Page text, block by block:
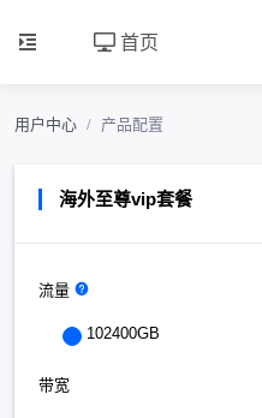
首页
用户中心 产品配置
海外至尊vip套餐
流量
102400GB
带宽